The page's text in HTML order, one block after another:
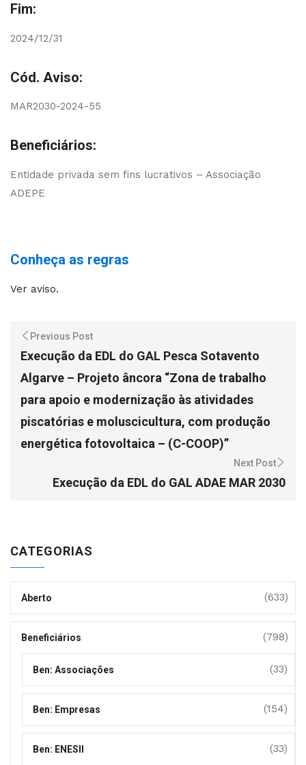
Fim:
2024/12/31
Cód. Aviso:
MAR2030-2024-55
Beneficiários:
Entidade privada sem fins lucrativos – Associação
ADEPE
Conheça as regras
Ver aviso.
Previous Post
Execução da EDL do GAL Pesca Sotavento
Algarve – Projeto âncora “Zona de trabalho
para apoio e modernização às atividades
piscatórias e moluscicultura, com produção
energética fotovoltaica – (C-COOP)”
Next Post
Execução da EDL do GAL ADAE MAR 2030
CATEGORIAS
Aberto (633)
Beneficiários (798)
Ben: Associações (33)
Ben: Empresas (154)
Ben: ENESII (33)